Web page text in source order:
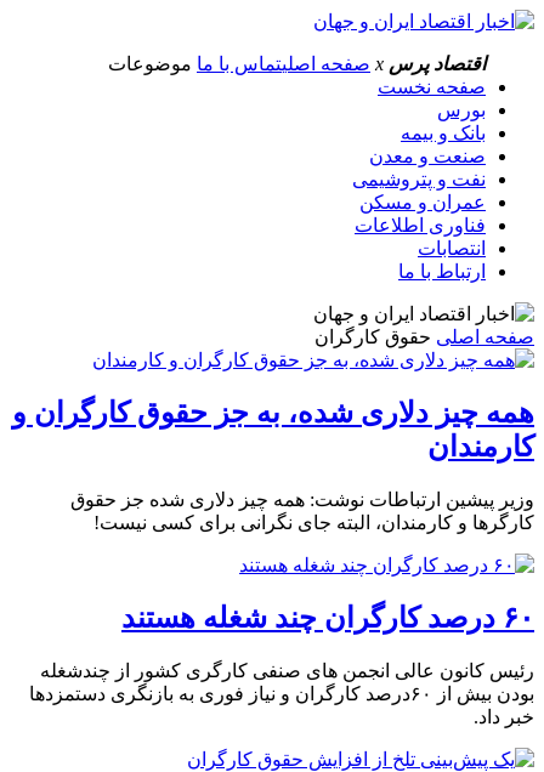
اقتصاد پرس x صفحه اصلیتماس با ما موضوعات
صفحه نخست
بورس
بانک و بیمه
صنعت و معدن
نفت و پتروشیمی
عمران و مسکن
فناوری اطلاعات
انتصابات
ارتباط با ما
صفحه اصلی حقوق کارگران
همه چیز دلاری شده، به جز حقوق کارگران و
کارمندان
وزیر پیشین ارتباطات نوشت: همه چیز دلاری شده جز حقوق
کارگرها و کارمندان، البته جای نگرانی برای کسی نیست!
۶۰ درصد کارگران چند شغله‌ هستند
رئیس کانون عالی انجمن های صنفی کارگری کشور از چندشغله
بودن بیش از ۶۰درصد کارگران و نیاز فوری به بازنگری دستمزدها
خبر داد.